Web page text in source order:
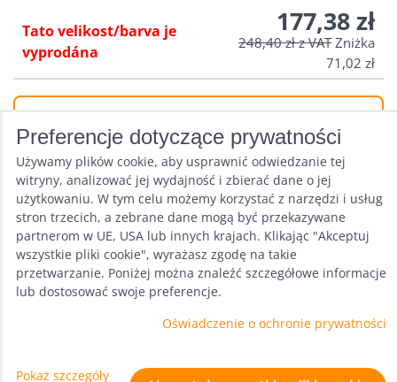
Tato velikost/barva je
vyprodána
177,38 zł
248,40 złz VATZniżka
71,02 zł
FILTER
Od: Do:
SiatkaListaTabela Tylko w magazynie
Preferencje dotyczące prywatności
Używamy plików cookie, aby usprawnić odwiedzanie tej
witryny, analizować jej wydajność i zbierać dane o jej
użytkowaniu. W tym celu możemy korzystać z narzędzi i usług
stron trzecich, a zebrane dane mogą być przekazywane
partnerom w UE, USA lub innych krajach. Klikając "Akceptuj
wszystkie pliki cookie", wyrażasz zgodę na takie
przetwarzanie. Poniżej można znaleźć szczegółowe informacje
lub dostosować swoje preferencje.
Oświadczenie o ochronie prywatności
Pokaż szczegóły